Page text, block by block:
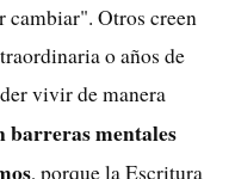
cambiar". Otros creen
o años de
vivir de manera
barreras mentales
, porque la Escritura